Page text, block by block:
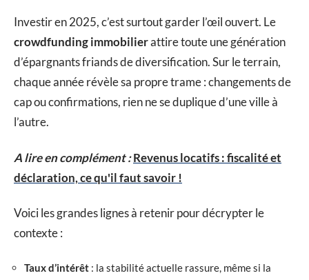
Investir en 2025, c’est surtout garder l’œil ouvert. Le
crowdfunding immobilierattire toute une génération
d’épargnants friands de diversification. Sur le terrain,
chaque année révèle sa propre trame : changements de
cap ou confirmations, rien ne se duplique d’une ville à
l’autre.
A lire en complément :Revenus locatifs : fiscalité et
déclaration, ce qu'il faut savoir !
Voici les grandes lignes à retenir pour décrypter le
contexte :
Taux d’intérêt : la stabilité actuelle rassure, même si la